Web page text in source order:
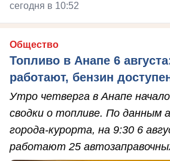
сегодня в 10:52
Общество
Топливо в Анапе 6
работают, бензин
Утро четверга в Анапе
сводки о топливе. По данным
города-курорта, на 9:30 6
работают 25